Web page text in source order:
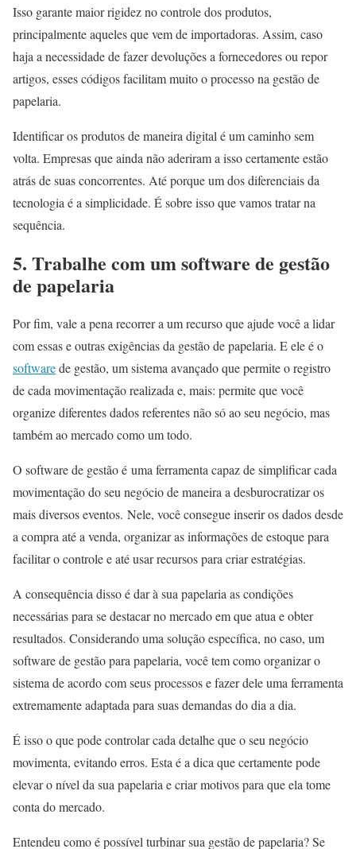
Isso garante maior rigidez no controle dos produtos,
principalmente aqueles que vem de importadoras. Assim, caso
haja a necessidade de fazer devoluções a fornecedores ou repor
artigos, esses códigos facilitam muito o processo na gestão de
papelaria.
Identificar os produtos de maneira digital é um caminho sem
volta. Empresas que ainda não aderiram a isso certamente estão
atrás de suas concorrentes. Até porque um dos diferenciais da
tecnologia é a simplicidade. É sobre isso que vamos tratar na
sequência.
5. Trabalhe com um software de gestão
de papelaria
Por fim, vale a pena recorrer a um recurso que ajude você a lidar
com essas e outras exigências da gestão de papelaria. E ele é o
softwarede gestão, um sistema avançado que permite o registro
de cada movimentação realizada e, mais: permite que você
organize diferentes dados referentes não só ao seu negócio, mas
também ao mercado como um todo.
O software de gestão é uma ferramenta capaz de simplificar cada
movimentação do seu negócio de maneira a desburocratizar os
mais diversos eventos. Nele, você consegue inserir os dados desde
a compra até a venda, organizar as informações de estoque para
facilitar o controle e até usar recursos para criar estratégias.
A consequência disso é dar à sua papelaria as condições
necessárias para se destacar no mercado em que atua e obter
resultados. Considerando uma solução específica, no caso, um
software de gestão para papelaria, você tem como organizar o
sistema de acordo com seus processos e fazer dele uma ferramenta
extremamente adaptada para suas demandas do dia a dia.
É isso o que pode controlar cada detalhe que o seu negócio
movimenta, evitando erros. Esta é a dica que certamente pode
elevar o nível da sua papelaria e criar motivos para que ela tome
conta do mercado.
Entendeu como é possível turbinar sua gestão de papelaria? Se